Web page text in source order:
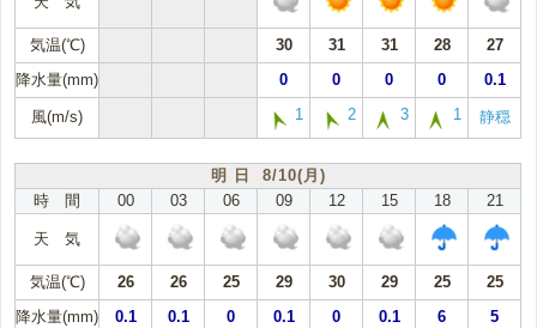
気温(℃) 30 31 31 28
27
降水量(mm)
0 0 0 0 0.1
風(m/s) 1 2 3 1 静穏
明 日 8/10(月)
時 間
00 03 06 09 12 15 18 21
天 気
気温(℃) 26 26 25 29 30 29 25
25
降水量(mm)
0.1 0.1 0 0.1 0 0.1 6 5